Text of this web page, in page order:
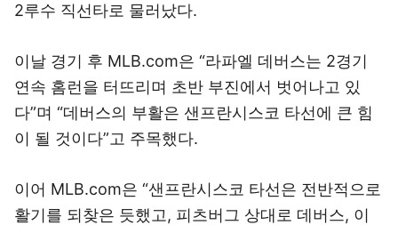
2루수 직선타로 물러났다.
이날 경기 후 MLB.com은 “라파엘 데버스는 2경기
연속 홈런을 터뜨리며 초반 부진에서 벗어나고 있
다”며 “데버스의 부활은 샌프란시스코 타선에 큰 힘
이 될 것이다”고 주목했다.
이어 MLB.com은 “샌프란시스코 타선은 전반적으로
활기를 되찾은 듯했고, 피츠버그 상대로 데버스, 이